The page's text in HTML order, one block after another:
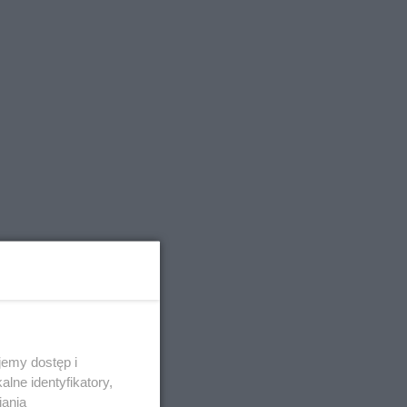
dostęp i
identyfikatory,